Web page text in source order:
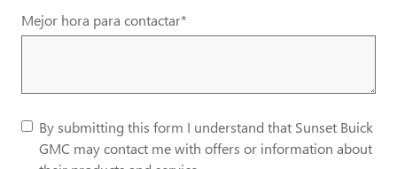
Mejor hora para contactar*
By submitting this form I understand that Sunset Buick
GMC may contact me with offers or information about